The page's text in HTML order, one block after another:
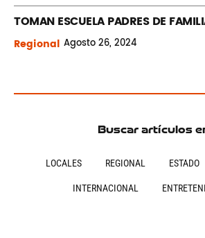
TOMAN ESCUELA PADRES DE
Regional Agosto26, 2024
Buscar artículos
LOCALES REGIONAL ESTADO
INTERNACIONAL